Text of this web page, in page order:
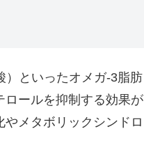
）といったオメガ-3脂肪
ロールを抑制する効果が
メタボリックシンドロ